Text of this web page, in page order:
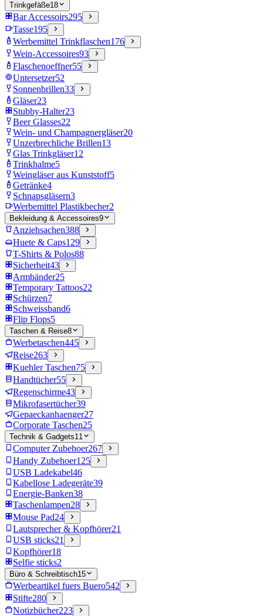
Trinkgefäße18
Bar Accessoirs295
Tasse195
Werbemittel Trinkflaschen176
Wein-Accessoires93
Flaschenoeffner55
Untersetzer52
Sonnenbrillen33
Gläser23
Stubby-Halter23
Beer Glasses22
Wein- und Champagnergläser20
Unzerbrechliche Brillen13
Glas Trinkgläser12
Trinkhalme5
Weingläser aus Kunststoff5
Getränke4
Schnapsgläsern3
Werbemittel Plastikbecher2
Bekleidung & Accessoires9
Anziehsachen388
Huete & Caps129
T-Shirts & Polos88
Sicherheit43
Armbänder25
Temporary Tattoos22
Schürzen7
Schweissband6
Flip Flops5
Taschen & Reise8
Werbetaschen445
Reise263
Kuehler Taschen75
Handtücher55
Regenschirme43
Mikrofasertücher39
Gepaeckanhaenger27
Corporate Taschen25
Technik & Gadgets11
Computer Zubehoer267
Handy Zubehoer125
USB Ladekabel46
Kabellose Ladegeräte39
Energie-Banken38
Taschenlampen28
Mouse Pad24
Lautsprecher & Kopfhörer21
USB sticks21
Kopfhörer18
Selfie sticks2
Büro & Schreibtisch15
Werbeartikel fuers Buero542
Stifte280
Notizbücher223